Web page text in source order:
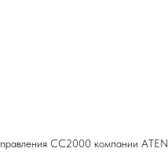
CC2000 компании ATEN